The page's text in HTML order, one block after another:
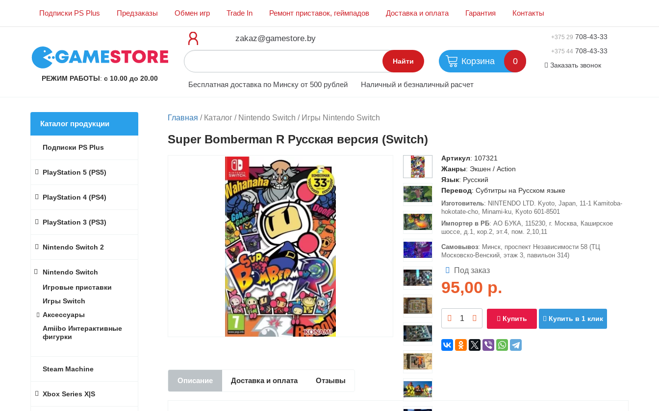
Подписки PS Plus Предзаказы Обмен игр Trade In Ремонт приставок, геймпадов Доставка и оплата Гарантия Контакты
РЕЖИМ РАБОТЫ: с 10.00 до 20.00
zakaz@gamestore.by
Найти Корзина 0
+375 29 708-43-33
+375 44708-43-33
Заказать звонок
Бесплатная доставка по Минску от 500 рублей Наличный и безналичный расчет
Главная / Каталог / Nintendo Switch / Игры Nintendo Switch
Super Bomberman R Русская версия (Switch)
Артикул: 107321
Жанры: Экшен / Action
Язык: Русский
Перевод: Субтитры на Русском языке
Изготовитель: NINTENDO LTD. Kyoto, Japan, 11-1 Kamitoba-
hokotate-cho, Minami-ku, Kyoto 601-8501
Импортер в РБ: АО БУКА, 115230, г. Москва, Каширское
шоссе, д.1, кор.2, эт.4, пом. 2,10,11
Самовывоз: Минск, проспект Независимости 58 (ТЦ
Московско-Венский, этаж 3, павильон 314)
Под заказ
95,00 р.
Купить Купить в 1 клик
Описание Доставка и оплата Отзывы
Каталог продукции
Подписки PS Plus
PlayStation 5 (PS5)
PlayStation 4 (PS4)
PlayStation 3 (PS3)
Nintendo Switch 2
Nintendo Switch
Игровые приставки
Игры Switch
Аксессуары
Amiibo Интерактивные
фигурки
Steam Machine
Xbox Series X|S